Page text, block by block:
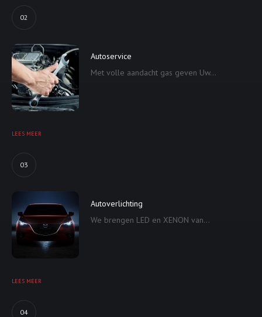
02
Autoservice
Met volle aandacht gas geven Uw...
LEES MEER
03
Autoverlichting
We brengen LED en XENON van...
LEES MEER
04